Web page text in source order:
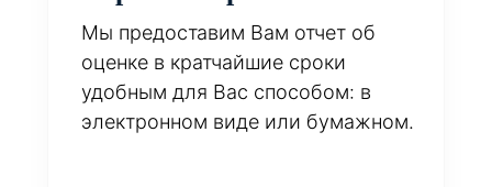
Мы предоставим Вам отчет об
оценке в кратчайшие сроки
удобным для Вас способом: в
электронном виде или бумажном.